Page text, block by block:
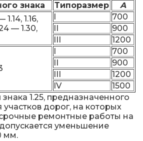
знака Типоразмер
A
1.14, 1.16,
— 1.30,
I
700
II
900
III
1200
I
700
II
900
III
1200
IV
1500
1.25, предназначенного
дорог, на которых
ремонтные работы на
уменьшение
мм.